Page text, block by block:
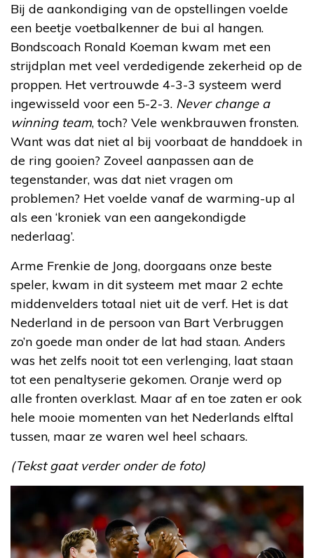
Bij de aankondiging van de opstellingen voelde
een beetje voetbalkenner de bui al hangen.
Bondscoach Ronald Koeman kwam met een
strijdplan met veel verdedigende zekerheid op de
proppen. Het vertrouwde 4-3-3 systeem werd
ingewisseld voor een 5-2-3. Never change a
winning team, toch? Vele wenkbrauwen fronsten.
Want was dat niet al bij voorbaat de handdoek in
de ring gooien? Zoveel aanpassen aan de
tegenstander, was dat niet vragen om
problemen? Het voelde vanaf de warming-up al
als een ‘kroniek van een aangekondigde
nederlaag’.
Arme Frenkie de Jong, doorgaans onze beste
speler, kwam in dit systeem met maar 2 echte
middenvelders totaal niet uit de verf. Het is dat
Nederland in de persoon van Bart Verbruggen
zo’n goede man onder de lat had staan. Anders
was het zelfs nooit tot een verlenging, laat staan
tot een penaltyserie gekomen. Oranje werd op
alle fronten overklast. Maar af en toe zaten er ook
hele mooie momenten van het Nederlands elftal
tussen, maar ze waren wel heel schaars.
(Tekst gaat verder onder de foto)